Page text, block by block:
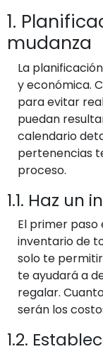
1.
mudanza
La
y económica.
para evitar
puedan
calendario
pertenencias
proceso.
1.1. Haz un
El primer
inventario de
solo te
te ayudará a
regalar.
serán los
1.2.